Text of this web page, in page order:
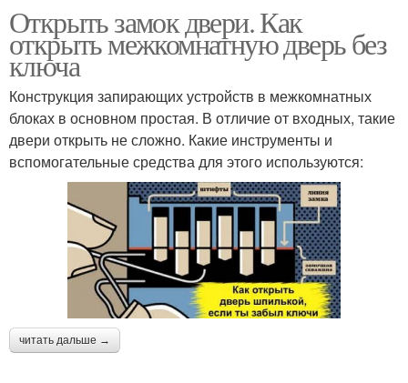
Двери в квартире
Замки для входных
дверей
Двери без ключа Дверь в квартире
Межкомнатная дверь Ключи в краснодаре
Двери с магнитным
замком
Открыть замок двери. Как
открыть межкомнатную дверь без
ключа
Конструкция запирающих устройств в межкомнатных
блоках в основном простая. В отличие от входных, такие
двери открыть не сложно. Какие инструменты и
вспомогательные средства для этого используются:
читать дальше →